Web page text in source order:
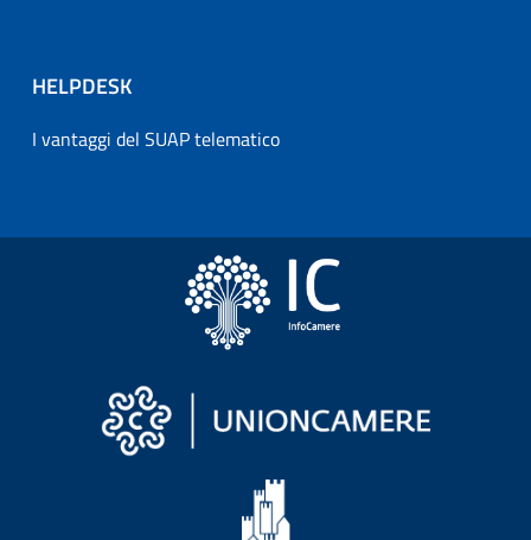
HELPDESK
I vantaggi del SUAP telematico